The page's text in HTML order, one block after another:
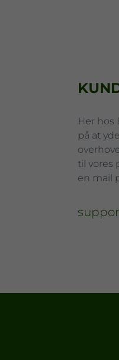
Her hos
på at
til vores
en mail